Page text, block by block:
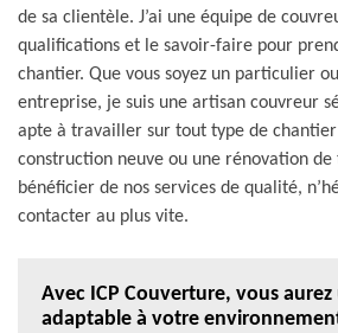
de sa clientèle. J’ai une équipe de
qualifications et le savoir-faire pour
chantier. Que vous soyez un particulier
entreprise, je suis une artisan couvreur
apte à travailler sur tout type de
construction neuve ou une rénovation
bénéficier de nos services de qualité,
contacter au plus vite.
Avec ICP Couverture, vous
adaptable à votre